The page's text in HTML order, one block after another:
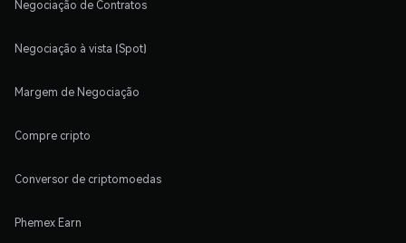
Negociação de Contratos
Negociação à vista (Spot)
Margem de Negociação
Compre cripto
Conversor de criptomoedas
Phemex Earn